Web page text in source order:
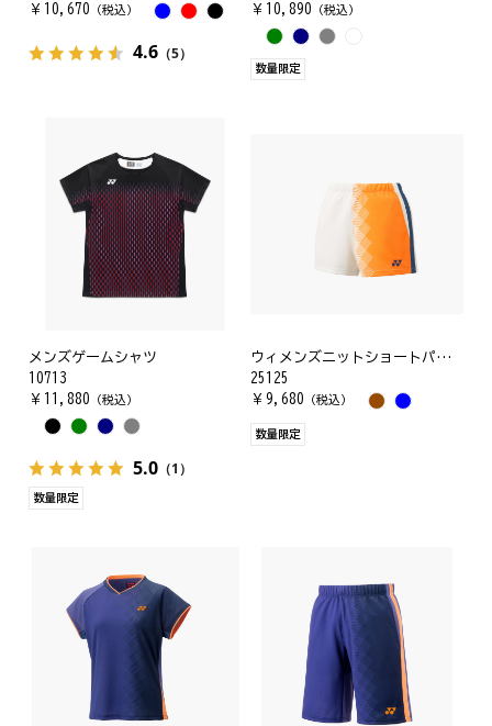
￥ 10,670 （税込）
4.6 （5）
￥ 10,890 （税込）
数量限定
メンズゲームシャツ
10713
￥ 11,880 （税込）
5.0 （1）
数量限定
ウィメンズニットショートパンツ
25125
￥ 9,680 （税込）
数量限定